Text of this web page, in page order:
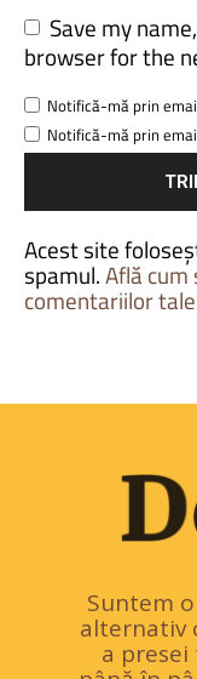
Save my
browser for the
Notifică-mă prin
Notifică-mă prin
Acest site
spamul.Află
comentariilor tale
Suntem
alternativ
a